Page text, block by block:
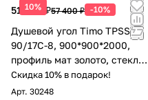
10%
51 660 ₽57 400 ₽ -10%
Душевой угол Timo TPSS-
90/17C-8, 900*900*2000,
профиль мат золото, стекло
прозрачное 8 мм
Скидка 10% в подарок!
Арт. 30248